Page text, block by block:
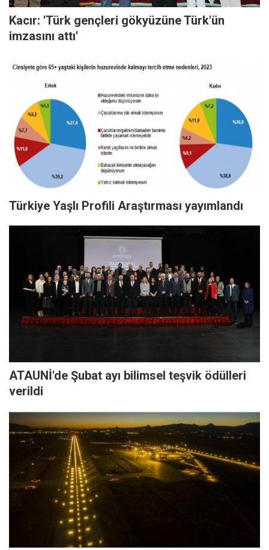
Kacır: 'Türk gençleri gökyüzüne Türk'ün
imzasını attı'
Türkiye Yaşlı Profili Araştırması yayımlandı
ATAUNİ'de Şubat ayı bilimsel teşvik ödülleri
verildi